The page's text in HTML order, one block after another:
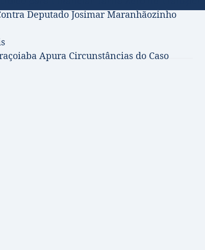
Deputado Josimar Maranhãozinho
Apura Circunstâncias do Caso